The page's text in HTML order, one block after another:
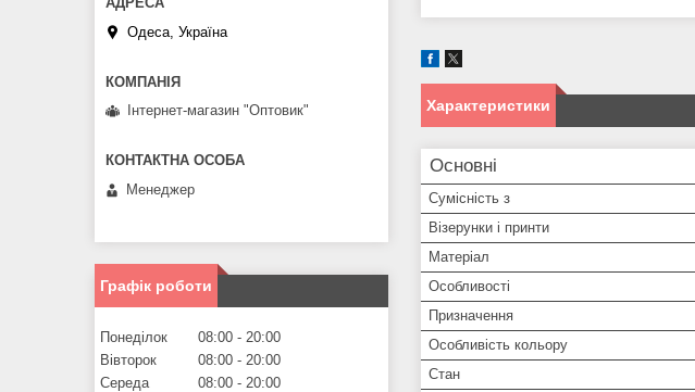
Характеристики
Основні
Сумісність з
Візерунки і принти
Матеріал
Особливості
Призначення
Особливість кольору
Стан
Одеса, Україна
Інтернет-магазин "Оптовик"
Менеджер
Графік роботи
Понеділок 08:00
20:00
Вівторок
08:00
20:00
Середа
08:00
20:00